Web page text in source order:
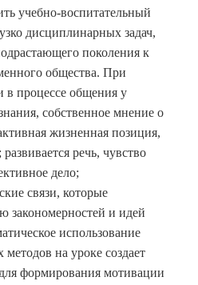
учебно-воспитательный
дисциплинарных задач,
поколения к
общества. При
в процессе общения у
собственное мнение о
жизненная позиция,
речь, чувство
дело;
связи, которые
закономерностей и идей
использование
на уроке создает
формирования мотивации